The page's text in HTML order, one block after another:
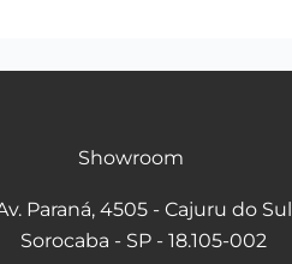
Showroom
Paraná, 4505 - Cajuru do Sul
Sorocaba - SP - 18.105-002